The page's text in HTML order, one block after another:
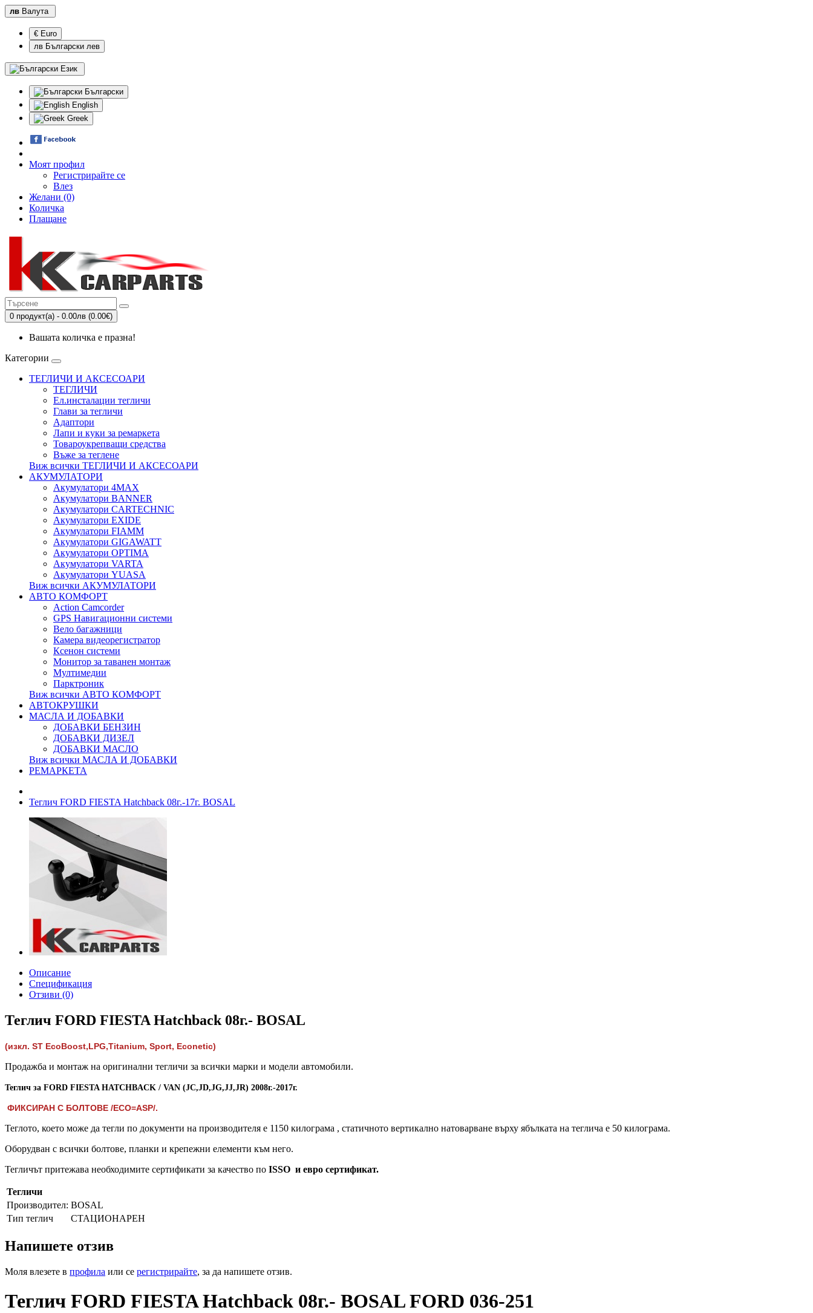
лв Валута
€ Euro
лв Български лев
Език
Български
English
Greek
Моят профил
Регистрирайте се
Влез
Желани (0)
Количка
Плащане
0 продукт(а) - 0.00лв (0.00€)
Вашата количка е празна!
Категории
ТЕГЛИЧИ И АКСЕСОАРИ
ТЕГЛИЧИ
Eл.инсталации тегличи
Глави за тегличи
Адаптори
Лапи и куки за ремаркета
Товароукрепващи средства
Въже за теглене
Виж всички ТЕГЛИЧИ И АКСЕСОАРИ
АКУМУЛАТОРИ
Акумулатори 4MAX
Акумулатори BANNER
Акумулатори CARTECHNIC
Акумулатори EXIDE
Акумулатори FIAMM
Акумулатори GIGAWATT
Акумулатори OPTIMA
Акумулатори VARTA
Акумулатори YUASA
Виж всички АКУМУЛАТОРИ
АВТО КОМФОРТ
Action Camcorder
GPS Навигационни системи
Вело багажници
Камера видеорегистратор
Ксенон системи
Монитор за таванен монтаж
Мултимедии
Парктроник
Виж всички АВТО КОМФОРТ
АВТОКРУШКИ
МАСЛА И ДОБАВКИ
ДОБАВКИ БЕНЗИН
ДОБАВКИ ДИЗЕЛ
ДОБАВКИ МАСЛО
Виж всички МАСЛА И ДОБАВКИ
РЕМАРКЕТА
Теглич FORD FIESTA Hatchback 08г.-17г. BOSAL
Описание
Спецификация
Отзиви (0)
Теглич FORD FIESTA Hatchback 08г.- BOSAL
(изкл. ST EcoBoost,LPG,Titanium, Sport, Econetic)
Продажба и монтаж на оригинални тегличи за всички марки и модели автомобили.
Теглич за FORD FIESTA HATCHBACK / VAN (JC,JD,JG,JJ,JR) 2008г.-2017г.
ФИКСИРАН С БОЛТОВЕ /ECO=ASP/.
Теглото, което може да тегли по документи на производителя е 1150 килограма , статичното вертикално натоварване върху ябълката на теглича е 50 килограма.
Оборудван с всички болтове, планки и крепежни елементи към него.
Тегличът притежава необходимите сертификати за качество по ISSO и евро сертификат.
Тегличи
Производител: BOSAL
Тип теглич
СТАЦИОНАРЕН
Напишете отзив
Моля влезете в профила или се регистрирайте, за да напишете отзив.
Теглич FORD FIESTA Hatchback 08г.- BOSAL FORD 036-251